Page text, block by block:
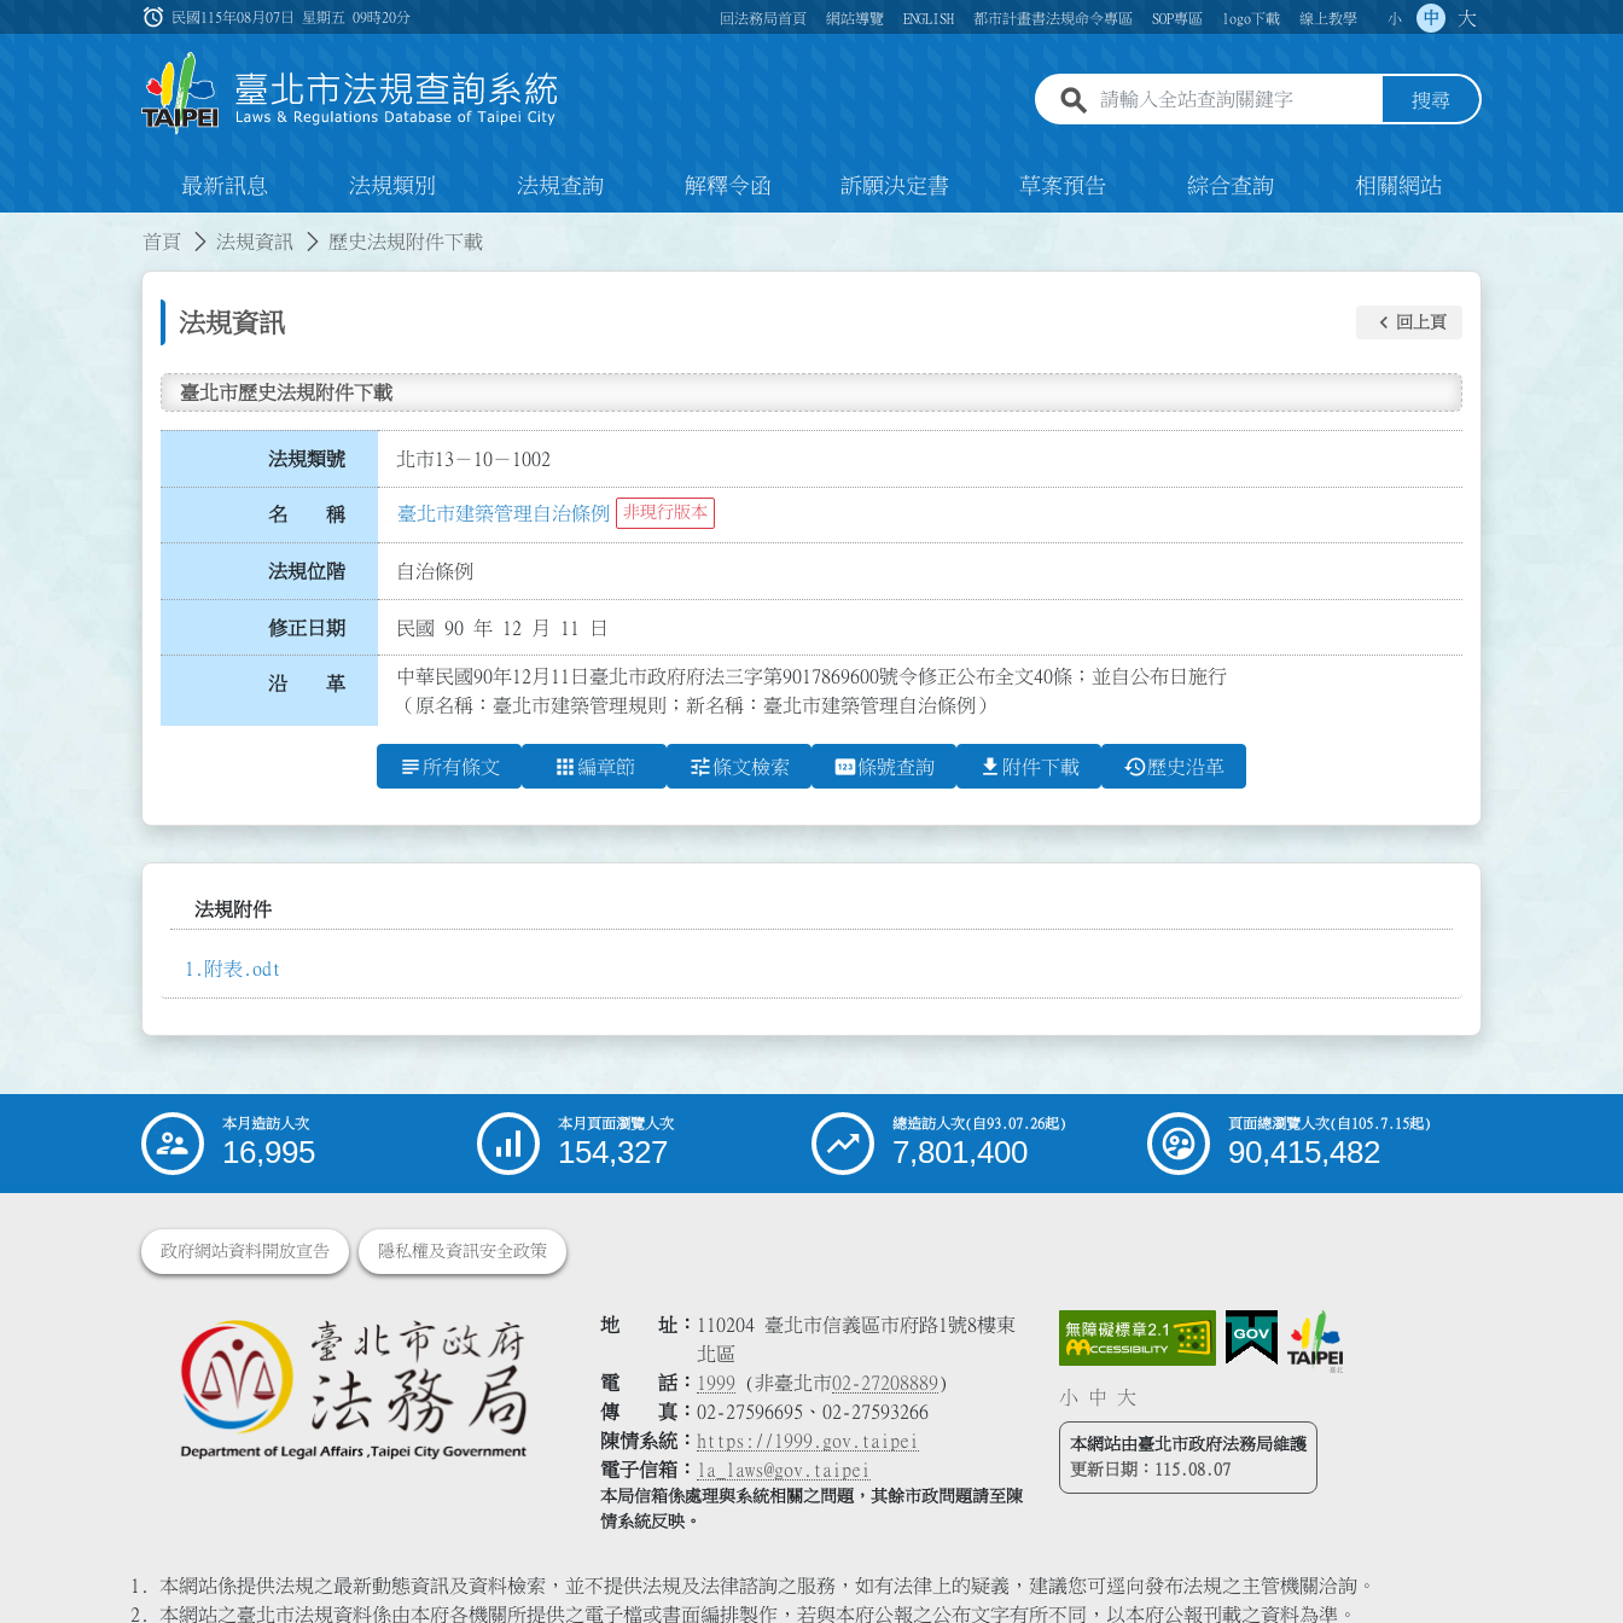
:::
alarm 民國115年08月07日 星期五09時20分 回法務局首頁 網站導覽 ENGLISH 都市計畫書法規命令專區 SOP專區 logo下載 線上教學 小 中 大
全站查詢關鍵字欄位 搜尋
最新訊息 法規類別 法規查詢 解釋令函 訴願決定書 草案預告 綜合查詢 相關網站
首頁 法規資訊 歷史法規附件下載
法規資訊 keyboard_arrow_left 回上頁
臺北市歷史法規附件下載
法規類號 北市13－10－1002
名 稱 臺北市建築管理自治條例 非現行版本
法規位階 自治條例
修正日期 民國 90 年 12 月 11 日
沿 革
中華民國90年12月11日臺北市政府府法三字第9017869600號令修正公布全文40條；並自公布日施行
（原名稱：臺北市建築管理規則；新名稱：臺北市建築管理自治條例）
subject 所有條文 apps 編章節 tune條文檢索 pin條號查詢 file_download 附件下載 history歷史沿革
法規附件
附表.odt
::: 本月造訪人次
16,995
本月頁面瀏覽人次
154,327
總造訪人次(自93.07.26起)
7,801,400
頁面總瀏覽人次(自105.7.15起)
90,415,482
政府網站資料開放宣告 隱私權及資訊安全政策
地 址
110204 臺北市信義區市府路1號8樓東
北區
電 話
1999 (非臺北市02-27208889)
傳 真
02-27596695、02-27593266
陳情系統
https://1999.gov.taipei
電子信箱
la_laws@gov.taipei
本局信箱係處理與系統相關之問題，其餘市政問題請至陳
情系統反映。
小 中 大
本網站由臺北市政府法務局維護
更新日期： 115.08.07
本網站係提供法規之最新動態資訊及資料檢索，並不提供法規及法律諮詢之服務，如有法律上的疑義，建議您可逕向發布法規之主管機關洽詢。
本網站之臺北市法規資料係由本府各機關所提供之電子檔或書面編排製作，若與本府公報之公布文字有所不同，以本府公報刊載之資料為準。